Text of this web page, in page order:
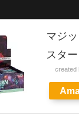
マジ
スタ
created